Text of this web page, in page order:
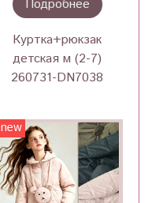
Подробнее
Куртка+рюкзак
детская м (2-7)
260731-DN7038
new